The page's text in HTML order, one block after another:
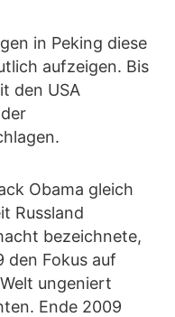
in Peking diese
aufzeigen. Bis
den USA
Obama gleich
Russland
bezeichnete,
den Fokus auf
ungeniert
Ende 2009